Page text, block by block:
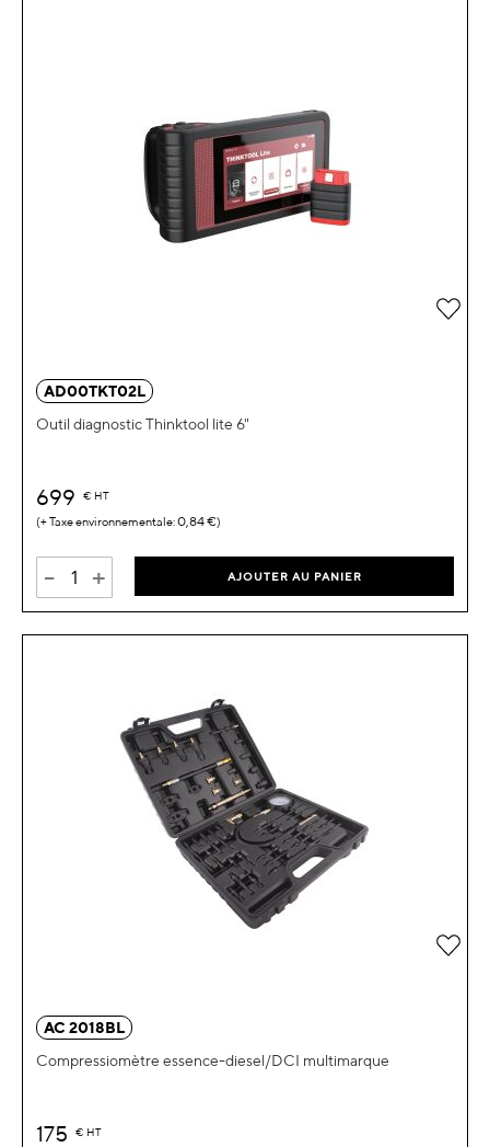
AD00TKT02L
Outil diagnostic Thinktool lite 6"
699 € HT
0,84 €
- + AJOUTER AU PANIER
AC 2018BL
Compressiomètre essence-diesel/DCI multimarque
175 € HT